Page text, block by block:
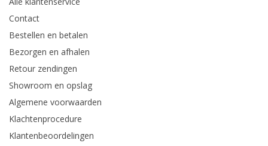
Contact
Bestellen en betalen
Bezorgen en afhalen
Retour zendingen
Showroom en opslag
Algemene voorwaarden
Klachtenprocedure
Klantenbeoordelingen